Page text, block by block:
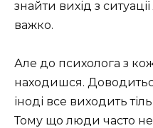
знайти вихід з
важко.
Але до психолога з
находишся.
іноді все виходить
Тому що люди часто